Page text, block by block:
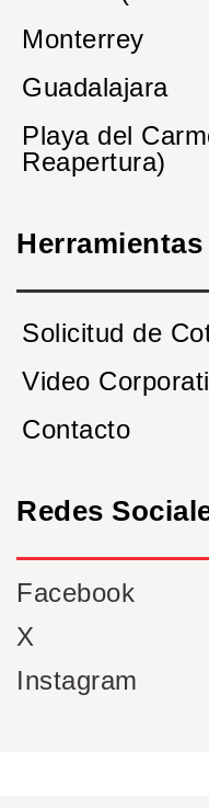
Monterrey
Guadalajara
Playa del
Reapertura)
Herramientas
Solicitud de
Video
Contacto
Redes
Facebook
X
Instagram